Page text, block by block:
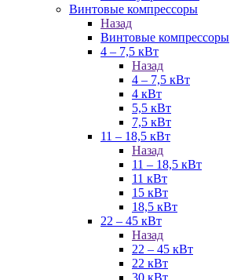
Винтовые компрессоры
Назад
Винтовые компрессоры
4 – 7,5 кВт
Назад
4 – 7,5 кВт
4 кВт
5,5 кВт
7,5 кВт
11 – 18,5 кВт
Назад
11 – 18,5 кВт
11 кВт
15 кВт
18,5 кВт
22 – 45 кВт
Назад
22 – 45 кВт
22 кВт
30 кВт